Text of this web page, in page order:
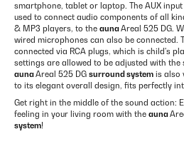
smartphone, tablet or laptop. The AUX
used to connect audio components of all
& MP3 players, to the aunaAreal 525 DG.
wired microphones can also be connected.
connected via RCA plugs, which is child's
settings are allowed to be adjusted with the
aunaAreal 525 DG surround system is also
to its elegant overall design, fits perfectly
Get right in the middle of the sound action:
feeling in your living room with the auna
system!